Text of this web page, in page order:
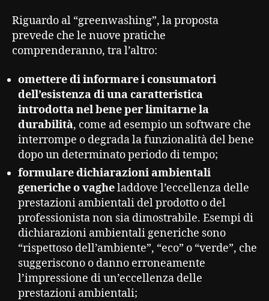
Riguardo al “greenwashing”, la proposta
prevede che le nuove pratiche
comprenderanno, tra l’altro:
omettere di informare i consumatori
dell’esistenza di una caratteristica
introdotta nel bene per limitarne la
durabilità, come ad esempio un software che
interrompe o degrada la funzionalità del bene
dopo un determinato periodo di tempo;
formulare dichiarazioni ambientali
generiche o vagheladdove l’eccellenza delle
prestazioni ambientali del prodotto o del
professionista non sia dimostrabile. Esempi di
dichiarazioni ambientali generiche sono
“rispettoso dell’ambiente”, “eco” o “verde”, che
suggeriscono o danno erroneamente
l’impressione di un’eccellenza delle
prestazioni ambientali;